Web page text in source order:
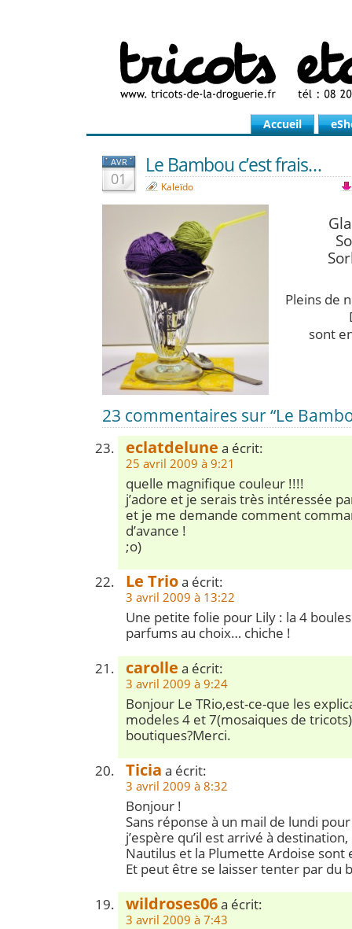
Accueil
AVR
01
Le Bambou c’est frais…
Kaleïdo
Pleins de
sont
23 commentaires sur “Le
eclatdelune a écrit:
25 avril 2009 à 9:21
quelle magnifique couleur !!!!
j’adore et je serais très intéressée
et je me demande comment
d’avance !
;o)
Le Trioa écrit:
3 avril 2009 à 13:22
Une petite folie pour Lily : la 4
parfums au choix… chiche !
carolle a écrit:
3 avril 2009 à 9:24
Bonjour Le TRio,est-ce-que les
modeles 4 et 7(mosaiques de
boutiques?Merci.
Ticia a écrit:
3 avril 2009 à 8:32
Bonjour !
Sans réponse à un mail de lundi
j’espère qu’il est arrivé à destination,
Nautilus et la Plumette Ardoise sont
Et peut être se laisser tenter par du
wildroses06a écrit:
3 avril 2009 à 7:43